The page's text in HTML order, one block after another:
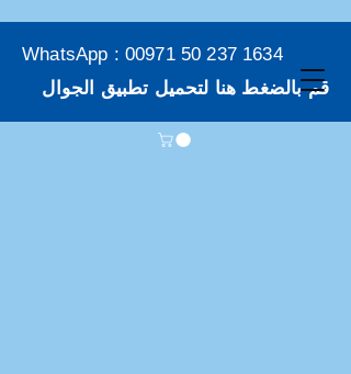
WhatsApp : 00971 50 237 1634
قم بالضغط هنا لتحميل تطبيق الجوال